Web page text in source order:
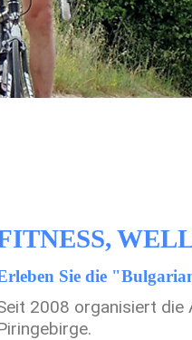
Sie die
2008 organisiert die